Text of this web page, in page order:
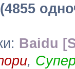
(4855
Baidu
,